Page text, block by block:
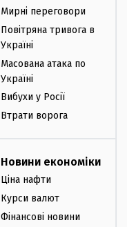
Мирні переговори
Повітряна тривога в
Україні
Масована атака по
Україні
Вибухи у Росії
Втрати ворога
Новини економіки
Ціна нафти
Курси валют
Фінансові новини